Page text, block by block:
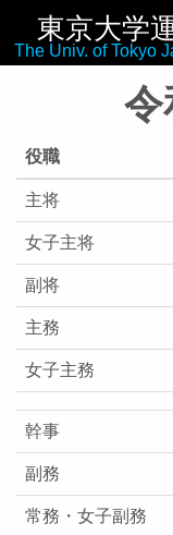
東京大学
The Univ. of Tokyo
令
役職
主将
女子主将
副将
主務
女子主務
幹事
副務
常務・女子副務